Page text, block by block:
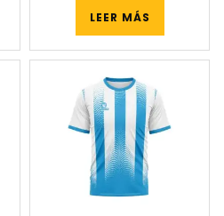
LEER MÁS